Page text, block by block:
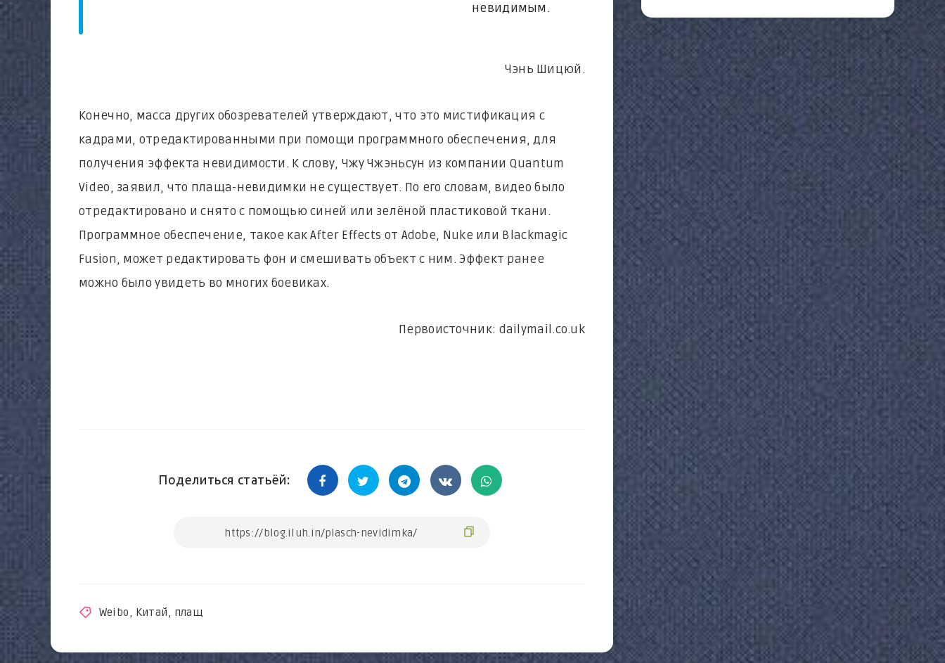
невидимым.
Чэнь Шицюй.
Конечно, масса других обозревателей утверждают, что это мистификация с
кадрами, отредактированными при помощи программного обеспечения, для
получения эффекта невидимости. К слову, Чжу Чжэньсун из компании Quantum
Video, заявил, что плаща-невидимки не существует. По его словам, видео было
отредактировано и снято с помощью синей или зелёной пластиковой ткани.
Программное обеспечение, такое как After Effects от Adobe, Nuke или Blackmagic
Fusion, может редактировать фон и смешивать объект с ним. Эффект ранее
можно было увидеть во многих боевиках.
Первоисточник: dailymail.co.uk
Поделиться статьёй:
Weibo, Китай, плащ